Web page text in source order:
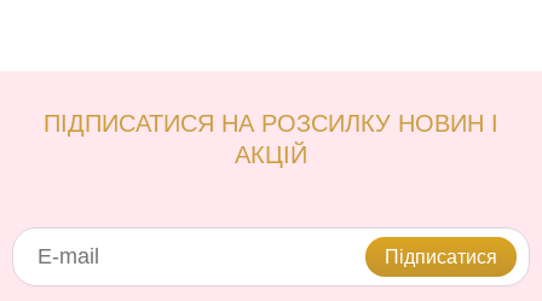
ПІДПИСАТИСЯ НА РОЗСИЛКУ НОВИН І
АКЦІЙ
Підписатися